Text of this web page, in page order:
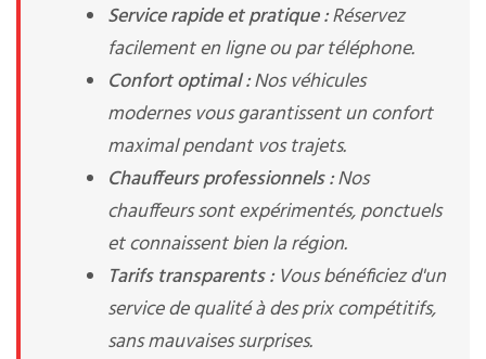
Service rapide et pratique :Réservez
facilement en ligne ou par téléphone.
Confort optimal :Nos véhicules
modernes vous garantissent un confort
maximal pendant vos trajets.
Chauffeurs professionnels :Nos
chauffeurs sont expérimentés, ponctuels
et connaissent bien la région.
Tarifs transparents :Vous bénéficiez d'un
service de qualité à des prix compétitifs,
sans mauvaises surprises.